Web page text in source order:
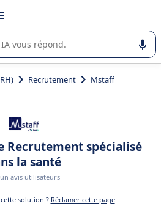
l'utilisation ou la sélection de
Recrutement Mstaff
Recrutement spécialisé
la santé
avis utilisateurs
solution ? Réclamer cette page